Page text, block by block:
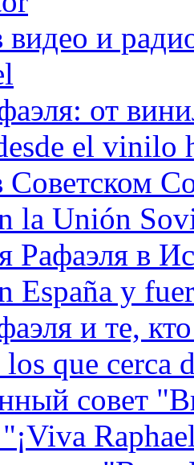
видео и
от
el vinilo
Советском
la Unión
Рафаэля в
España y
и те,
que cerca
совет